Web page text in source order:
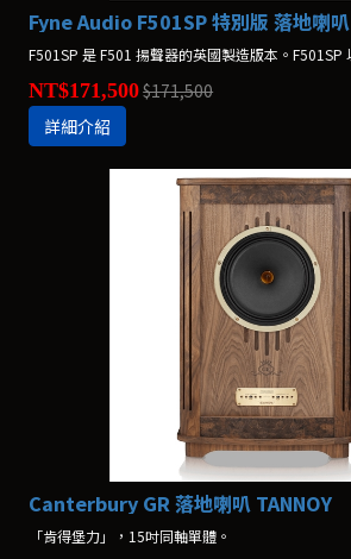
Fyne Audio F501SP 特別版 落地喇叭
NT$171,500$171,500
詳細介紹
Canterbury GR 落地喇叭 TANNOY
「肯得堡力」，15吋同軸單體。